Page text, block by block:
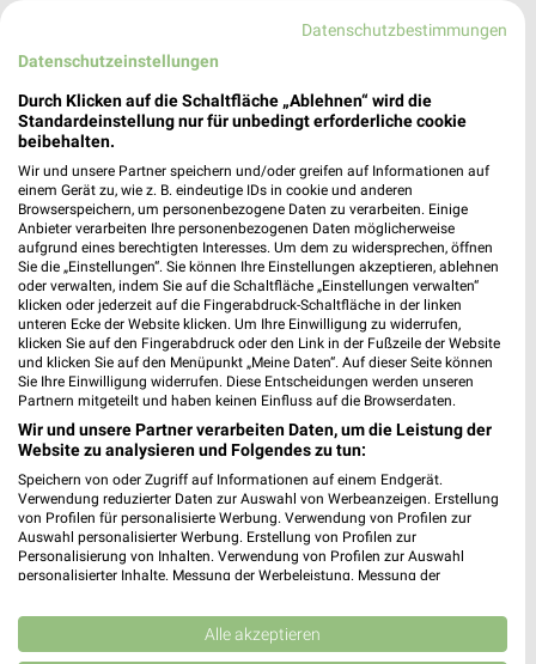
SIEMES Schuhcenter - aktueller Online Prospekt
für Regensburg
Skywalker Sports GmbH Filialen &
Öffnungszeiten
Sonderpreis Baumarkt Prospekte & Angebote für
Regensburg
Sport 2000 Prospekte, Angebote & Aktionen für
Regensburg
Subway Prospekte & Aktionen für Regensburg
Datenschutzbestimmungen
Datenschutzeinstellungen
Durch Klicken auf die Schaltfläche „Ablehnen“ wird die
Standardeinstellung nur für unbedingt erforderliche cookie
beibehalten.
Wir und unsere Partner speichern und/oder greifen auf Informationen auf
einem Gerät zu, wie z. B. eindeutige IDs in cookie und anderen
Browserspeichern, um personenbezogene Daten zu verarbeiten. Einige
Anbieter verarbeiten Ihre personenbezogenen Daten möglicherweise
aufgrund eines berechtigten Interesses. Um dem zu widersprechen, öffnen
Sie die „Einstellungen“. Sie können Ihre Einstellungen akzeptieren, ablehnen
oder verwalten, indem Sie auf die Schaltfläche „Einstellungen verwalten“
klicken oder jederzeit auf die Fingerabdruck-Schaltfläche in der linken
unteren Ecke der Website klicken. Um Ihre Einwilligung zu widerrufen,
klicken Sie auf den Fingerabdruck oder den Link in der Fußzeile der Website
und klicken Sie auf den Menüpunkt „Meine Daten“. Auf dieser Seite können
Sie Ihre Einwilligung widerrufen. Diese Entscheidungen werden unseren
Partnern mitgeteilt und haben keinen Einfluss auf die Browserdaten.
Wir und unsere Partner verarbeiten Daten, um die Leistung der
Website zu analysieren und Folgendes zu tun:
Speichern von oder Zugriff auf Informationen auf einem Endgerät.
Verwendung reduzierter Daten zur Auswahl von Werbeanzeigen. Erstellung
von Profilen für personalisierte Werbung. Verwendung von Profilen zur
Auswahl personalisierter Werbung. Erstellung von Profilen zur
Personalisierung von Inhalten. Verwendung von Profilen zur Auswahl
personalisierter Inhalte. Messung der Werbeleistung. Messung der
Kombinationen von Daten aus verschiedenen Quellen. Entwicklung und
Verbesserung der Angebote. Verwendung reduzierter Daten zur Auswahl
von Inhalten.
Alle akzeptieren